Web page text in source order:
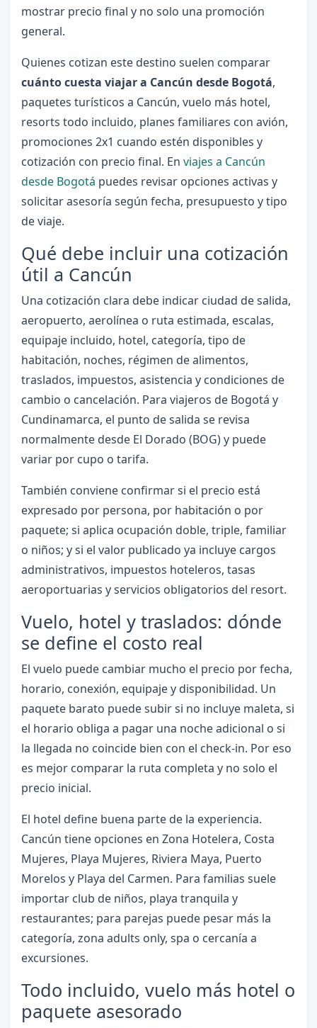
mostrar precio final y no solo una promoción
general.
Quienes cotizan este destino suelen comparar
cuánto cuesta viajar a Cancún desde Bogotá,
paquetes turísticos a Cancún, vuelo más hotel,
resorts todo incluido, planes familiares con avión,
promociones 2x1 cuando estén disponibles y
cotización con precio final. En viajes a Cancún
desde Bogotá puedes revisar opciones activas y
solicitar asesoría según fecha, presupuesto y tipo
de viaje.
Qué debe incluir una cotización
útil a Cancún
Una cotización clara debe indicar ciudad de salida,
aeropuerto, aerolínea o ruta estimada, escalas,
equipaje incluido, hotel, categoría, tipo de
habitación, noches, régimen de alimentos,
traslados, impuestos, asistencia y condiciones de
cambio o cancelación. Para viajeros de Bogotá y
Cundinamarca, el punto de salida se revisa
normalmente desde El Dorado (BOG) y puede
variar por cupo o tarifa.
También conviene confirmar si el precio está
expresado por persona, por habitación o por
paquete; si aplica ocupación doble, triple, familiar
o niños; y si el valor publicado ya incluye cargos
administrativos, impuestos hoteleros, tasas
aeroportuarias y servicios obligatorios del resort.
Vuelo, hotel y traslados: dónde
se define el costo real
El vuelo puede cambiar mucho el precio por fecha,
horario, conexión, equipaje y disponibilidad. Un
paquete barato puede subir si no incluye maleta, si
el horario obliga a pagar una noche adicional o si
la llegada no coincide bien con el check-in. Por eso
es mejor comparar la ruta completa y no solo el
precio inicial.
El hotel define buena parte de la experiencia.
Cancún tiene opciones en Zona Hotelera, Costa
Mujeres, Playa Mujeres, Riviera Maya, Puerto
Morelos y Playa del Carmen. Para familias suele
importar club de niños, playa tranquila y
restaurantes; para parejas puede pesar más la
categoría, zona adults only, spa o cercanía a
excursiones.
Todo incluido, vuelo más hotel o
paquete asesorado